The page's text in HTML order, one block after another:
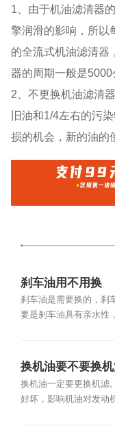
1、由于机油滤清器
擎润滑的影响，所以
的全流式机油滤清器
器的周期一般是5000
2、不更换机油滤清
旧油和1/4左右的污
损的机会，新的油的
刹车油用不用换
刹车油是需要换的，刹
要是刹车油具有亲水性
换机油要不要换
换机油一定要更换机滤
好坏，影响机油对发动